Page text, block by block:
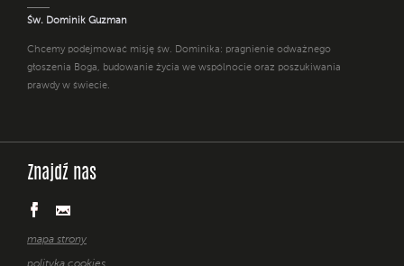
Św. Dominik Guzman
Chcemy podejmować misję św. Dominika: pragnienie odważnego
głoszenia Boga, budowanie życia we wspólnocie oraz poszukiwania
prawdy w świecie.
Znajdź nas
mapa strony